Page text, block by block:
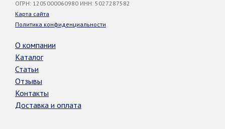
ОГРН: 1205000060980 ИНН: 5027287582
Карта сайта
Политика конфиденциальности
О компании
Каталог
Статьи
Отзывы
Контакты
Доставка и оплата